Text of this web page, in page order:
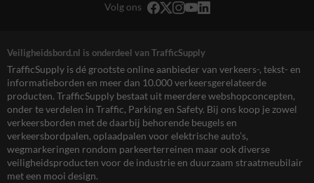
Volg ons
Veiligheidsbord.nl is onderdeel van TrafficSupply
TrafficSupply is dé grootste online aanbieder van verkeers-, tekst- en
informatieborden en meer dan 10.000 verkeersgerelateerde
producten. TrafficSupply bestaat uit meerdere webshopconcepten,
onder te verdelen in Traffic, Parking en Safety. Bij ons koop je zowel
verkeersborden met de daarbij behorende beugels en
verkeersbordpalen, oplaadpalen voor elektrische auto’s,
wegmarkeringen rondom parkeerterreinen maar ook diverse
veiligheidsproducten voor de industrie en duurzaam straatmeubilair
met een mooi design.